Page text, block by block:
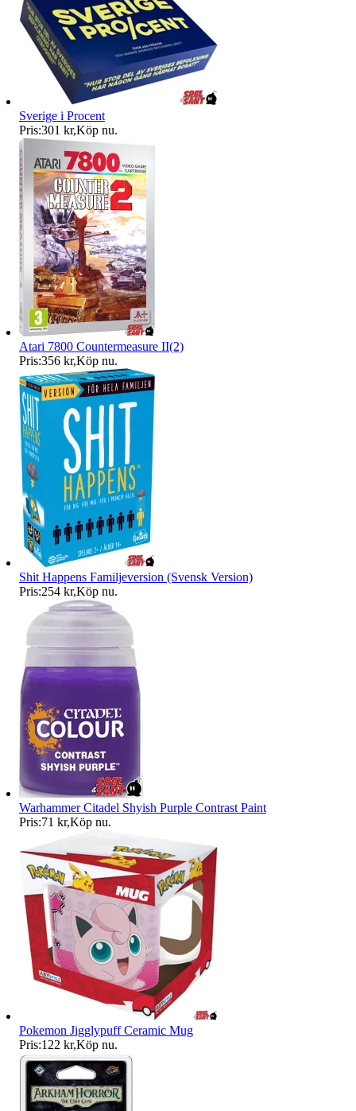
Sverige i Procent
Pris:301 kr,Köp nu.
Atari 7800 Countermeasure II(2)
Pris:356 kr,Köp nu.
Shit Happens Familjeversion (Svensk Version)
Pris:254 kr,Köp nu.
Warhammer Citadel Shyish Purple Contrast Paint
Pris:71 kr,Köp nu.
Pokemon Jigglypuff Ceramic Mug
Pris:122 kr,Köp nu.